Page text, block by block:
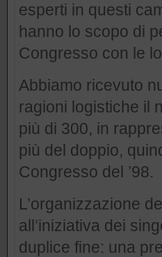
esperti in questi
hanno lo scopo di
Congresso con le
Abbiamo ricevuto
ragioni logistiche il
più di 300, in
più del doppio,
Congresso del ’98.
L’organizzazione
all’iniziativa dei
duplice fine: una